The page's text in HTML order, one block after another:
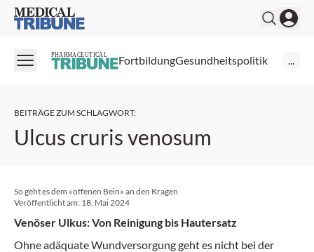
Medical Tribune
PHARMACEUTICAL FortbildungGesundheitspolitik ...
BEITRÄGE ZUM SCHLAGWORT:
Ulcus cruris venosum
So geht es dem «offenen Bein» an den Kragen
Veröffentlicht am: 18. Mai 2024
Venöser Ulkus: Von Reinigung bis Hautersatz
Ohne adäquate Wundversorgung geht es nicht bei der